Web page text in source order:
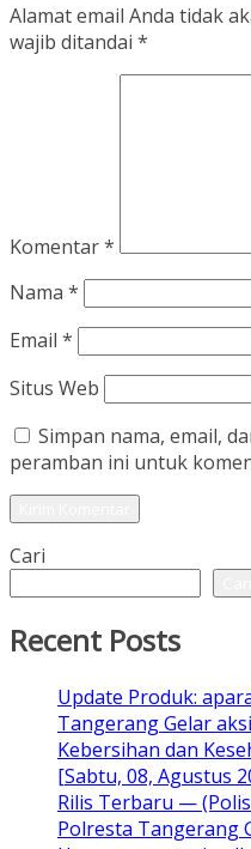
Alamat email Anda tidak
wajib ditandai *
Komentar*
Nama *
Email *
Situs Web
Simpan nama, email,
peramban ini untuk
Cari
Recent Posts
Update Produk:
Tangerang Gelar
Kebersihan dan
[Sabtu, 08, Agustus
Rilis Terbaru —
Polresta Tangerang